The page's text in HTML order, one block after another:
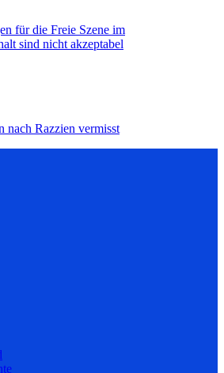
für die Freie Szene im
sind nicht akzeptabel
nach Razzien vermisst